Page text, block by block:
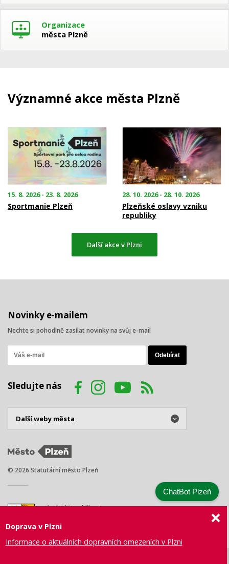
Organizace
města Plzně
Významné akce města Plzně
15. 8. 2026 - 23. 8. 2026
Sportmanie Plzeň
28. 10. 2026 - 28. 10. 2026
Plzeňské oslavy vzniku
republiky
Další akce v Plzni
Novinky e-mailem
Nechte si pohodlně zasílat novinky na svůj e-mail
Sledujte nás
© 2026 Statutární město Plzeň
náměstí Republiky 1
Tel.: +420 378 031 111
Doprava v Plzni
Informace o aktuálních dopravních omezeních v Plzni
ChatBot Plzeň